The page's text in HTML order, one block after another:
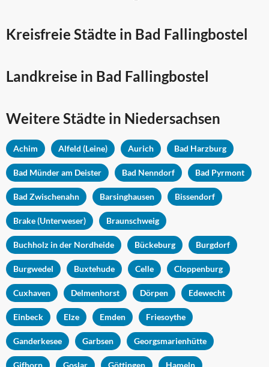
Kreisfreie Städte in Bad Fallingbostel
Landkreise in Bad Fallingbostel
Weitere Städte in Niedersachsen
Achim Alfeld (Leine) Aurich Bad Harzburg
Bad Münder am Deister Bad Nenndorf Bad Pyrmont
Bad Zwischenahn Barsinghausen Bissendorf
Brake (Unterweser) Braunschweig
Buchholz in der Nordheide Bückeburg Burgdorf
Burgwedel Buxtehude Celle Cloppenburg
Cuxhaven Delmenhorst Dörpen Edewecht
Einbeck Elze Emden Friesoythe
Ganderkesee Garbsen Georgsmarienhütte
Gifhorn Goslar Göttingen Hameln